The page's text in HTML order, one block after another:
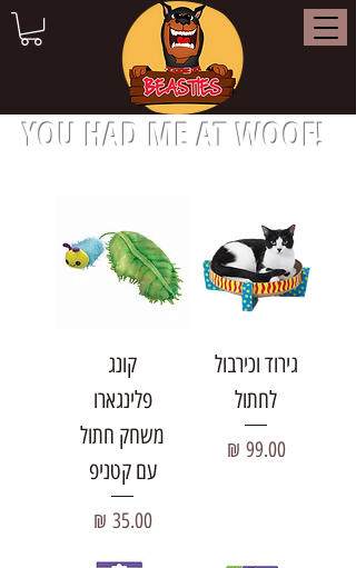
YOU HAD ME AT WOOF!
גירוד וכירבול
לחתול
מחיר‏99.00 ‏₪
קונג
פלינגארו
משחק חתול
עם קטניפ
מחיר‏35.00 ‏₪